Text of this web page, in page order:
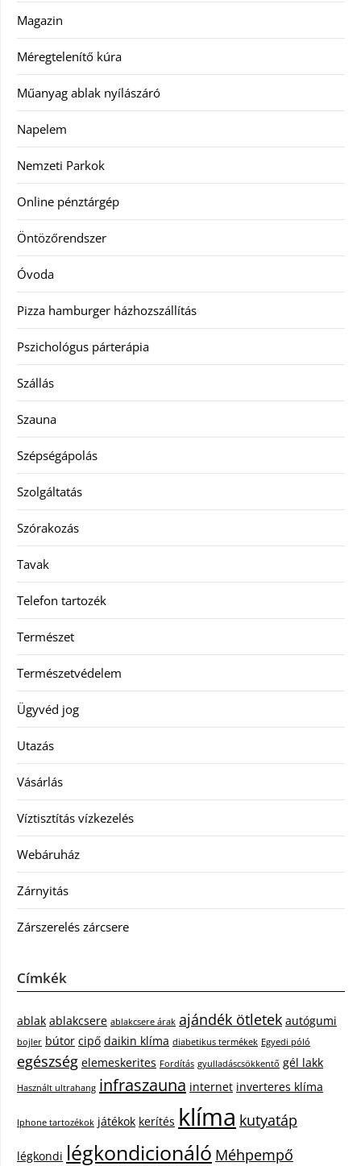
Magazin
Méregtelenítő kúra
Műanyag ablak nyílászáró
Napelem
Nemzeti Parkok
Online pénztárgép
Öntözőrendszer
Óvoda
Pizza hamburger házhozszállítás
Pszichológus párterápia
Szállás
Szauna
Szépségápolás
Szolgáltatás
Szórakozás
Tavak
Telefon tartozék
Természet
Természetvédelem
Ügyvéd jog
Utazás
Vásárlás
Víztisztítás vízkezelés
Webáruház
Zárnyitás
Zárszerelés zárcsere
Címkék
ablak ablakcsere ablakcsere árak ajándék ötletek autógumi
bojler bútor cipő daikin klíma diabetikus termékek Egyedi póló
egészség elemeskerites Fordítás gyulladáscsökkentő gél lakk
Használt ultrahang infraszauna internet inverteres klíma
Iphone tartozékok játékok kerítés klíma kutyatáp
légkondi légkondicionáló Méhpempő